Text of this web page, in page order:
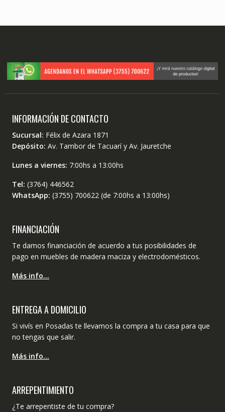
INFORMACIÓN DE CONTACTO
Sucursal: Félix de Azara 1871
Depósito: Av. Tambor de Tacuarí y Av. Jauretche
Lunes a viernes: 7:00hs a 13:00hs
Tel: (3764) 446562
WhatsApp: (3755) 700622 (de 7:00hs a 13:00hs)
FINANCIACIÓN
Te damos financiación de acuerdo a tus posibilidades de
pago en muebles de madera maciza y electrodomésticos.
Más info…
ENTREGA A DOMICILIO
Si vivís en Posadas te llevamos la compra a tu casa para que
no tengas que salir.
Más info…
ARREPENTIMIENTO
¿Te arrepentiste de tu compra?